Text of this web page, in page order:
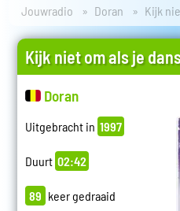
Jouwradio Doran Kijk
Kijk niet om als je
Doran
Uitgebracht in 1997
Duurt 02:42
89 keer gedraaid